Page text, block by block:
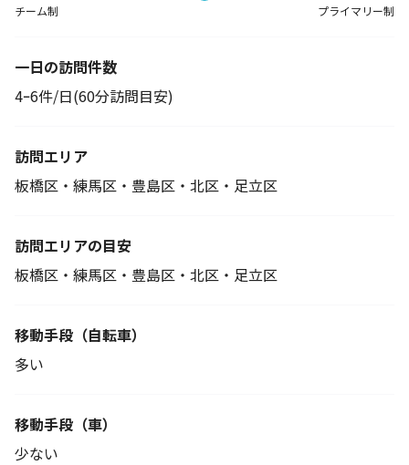
チーム制 プライマリー制
一日の訪問件数
4ｰ6件/日(60分訪問目安)
訪問エリア
板橋区・練馬区・豊島区・北区・足立区
訪問エリアの目安
板橋区・練馬区・豊島区・北区・足立区
移動手段 （自転車）
多い
移動手段（車）
少ない